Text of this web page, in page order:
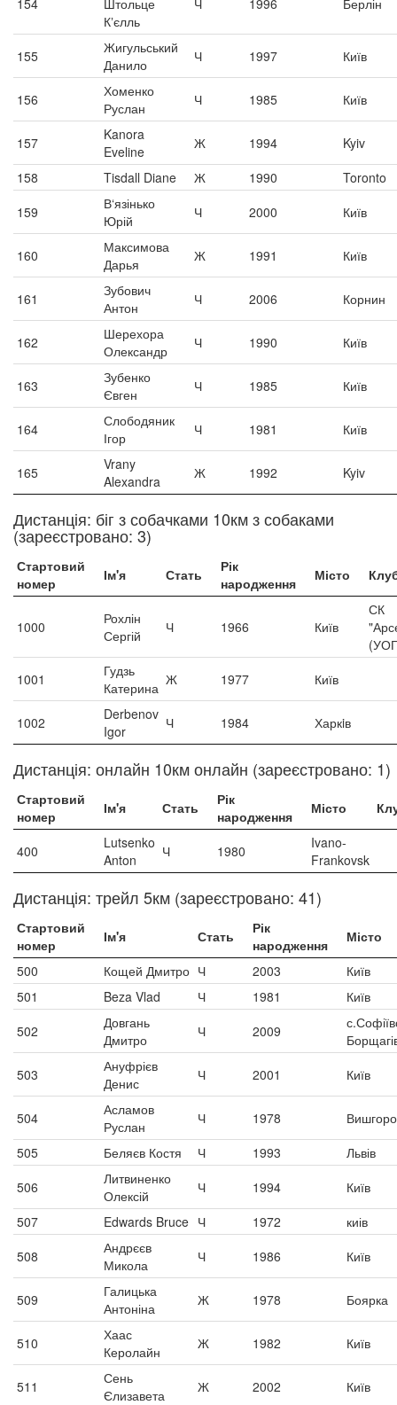
154
Штольце
Кʼєлль
Ч 1996 Берлін
155
Жигульський
Данило
Ч 1997 Київ
156
Хоменко
Руслан
Ч 1985 Київ
157
Kanora
Eveline
Ж 1994
Kyiv
158
Tisdall Diane Ж 1990
Toronto
159
В‘язінько
Юрій
Ч 2000 Київ
160
Максимова
Дарья
Ж 1991 Київ
161
Зубович
Антон
Ч 2006 Корнин
162
Шерехора
Олександр
Ч 1990 Київ
163
Зубенко
Євген
Ч 1985 Київ
164
Слободяник
Ігор
Ч 1981 Київ
165
Vrany
Alexandra
Ж 1992 Kyiv
Дистанція: біг з собачками 10км з собаками
(зареєстровано: 3)
Стартовий
номер
Ім'я Стать
Рік
народження
Місто
1000
Рохлін
Сергій
Ч 1966 Київ
СК
1001
Гудзь
Катерина Ж 1977 Київ
1002
Derbenov
Igor
Ч 1984 Харкiв
Дистанція: онлайн 10км онлайн (зареєстровано: 1)
Стартовий
номер
Ім'я Стать
Рік
народження
Місто
400
Lutsenko
Anton
Ч 1980
Ivano-
Frankovsk
Дистанція: трейл 5км (зареєстровано: 41)
Стартовий
номер
Ім'я Стать
Рік
народження
Місто
500
Кощей Дмитро Ч 2003
Київ
501
Beza Vlad Ч 1981
Київ
502
Довгань
Дмитро
Ч 2009
503
Ануфрієв
Денис
Ч 2001 Київ
504
Асламов
Руслан
Ч 1978
505
Беляєв Костя Ч 1993
Львів
506
Литвиненко
Олексій
Ч 1994
Київ
507
Edwards Bruce Ч 1972
киів
508
Андрєєв
Микола
Ч 1986 Київ
509
Галицька
Антоніна
Ж 1978 Боярка
510
Хаас
Керолайн
Ж 1982 Київ
511
Сень
Єлизавета
Ж 2002 Київ